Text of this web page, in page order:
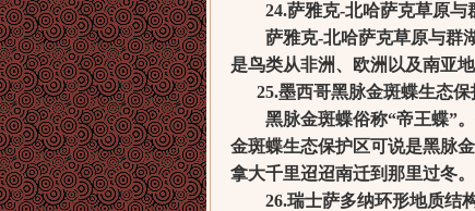
24.萨雅克-北哈萨克草原与
萨雅克-北哈萨克草原与群湖
是鸟类从非洲、欧洲以及南亚
25.墨西哥黑脉金斑蝶生态保
黑脉金斑蝶俗称“帝王蝶”。
金斑蝶生态保护区可说是黑脉
拿大千里迢迢南迁到那里过冬。
26.瑞士萨多纳环形地质结